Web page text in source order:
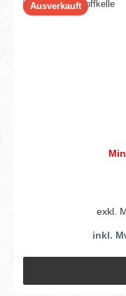
Ausverkauft
exkl.
inkl.